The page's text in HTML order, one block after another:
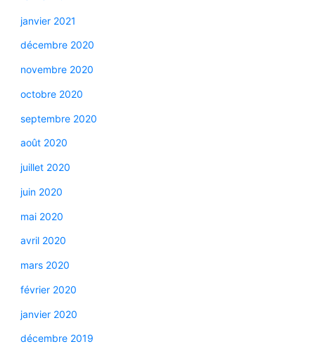
janvier 2021
décembre 2020
novembre 2020
octobre 2020
septembre 2020
août 2020
juillet 2020
juin 2020
mai 2020
avril 2020
mars 2020
février 2020
janvier 2020
décembre 2019